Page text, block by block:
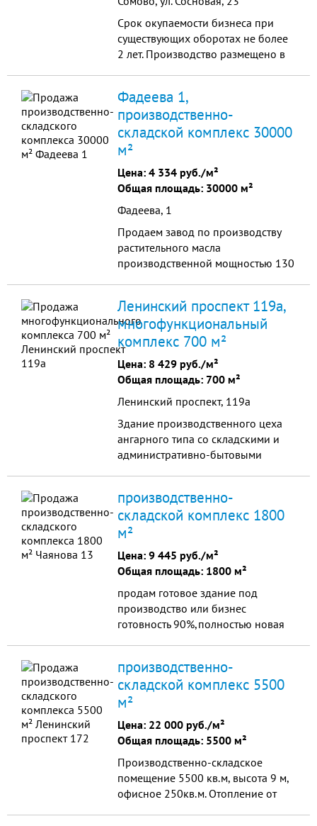
Срок окупаемости бизнеса при
существующих оборотах не более
2 лет. Производство размещено в
имеющегося бизнеса 1 000 000
руб. в месяц.
Фадеева 1,
производственно-
складской комплекс 30000
м²
Цена: 4 334 руб./м²
Общая площадь: 30000 м²
Фадеева, 1
Продаем завод по производству
растительного масла
производственной мощностью 130
Ленинский проспект 119а,
многофункциональный
комплекс 700 м²
Цена: 8 429 руб./м²
Общая площадь: 700 м²
Ленинский проспект, 119а
Здание производственного цеха
ангарного типа со складскими и
административно-бытовыми
панелей, административно-
бытовые помещения.
производственно-
складской комплекс 1800
м²
Цена: 9 445 руб./м²
Общая площадь: 1800 м²
продам готовое здание под
производство или бизнес
готовность 90%,полностью новая
мебель,новые пластиковые окна,
внутри утеплён и обложен
газоселикатом!!!
производственно-
складской комплекс 5500
м²
Цена: 22 000 руб./м²
Общая площадь: 5500 м²
Производственно-складское
помещение 5500 кв.м, высота 9 м,
офисное 250кв.м. Отопление от